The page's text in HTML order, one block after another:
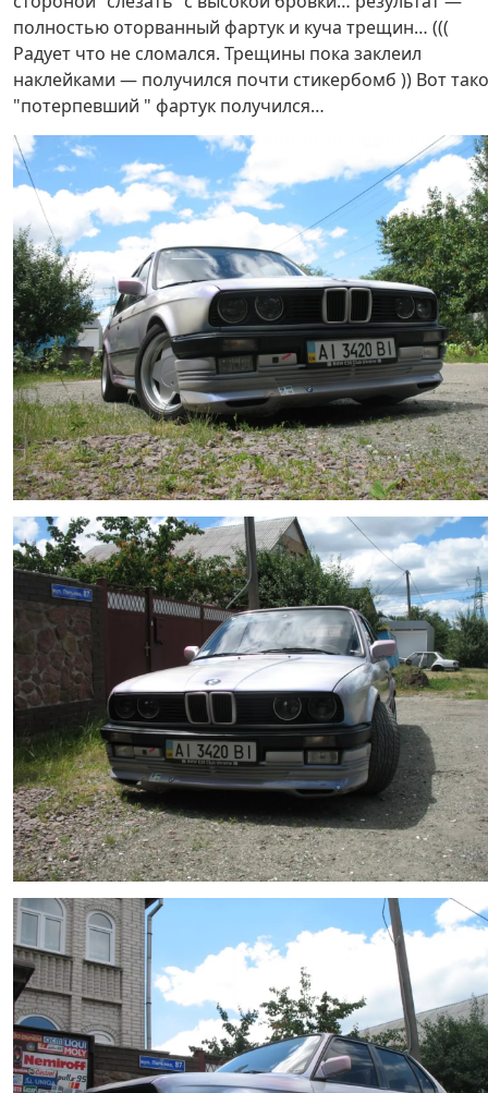
полностью оторванный фартук и куча трещин… (((
Радует что не сломался. Трещины пока заклеил
наклейками — получился почти стикербомб )) Вот
"потерпевший " фартук получился…